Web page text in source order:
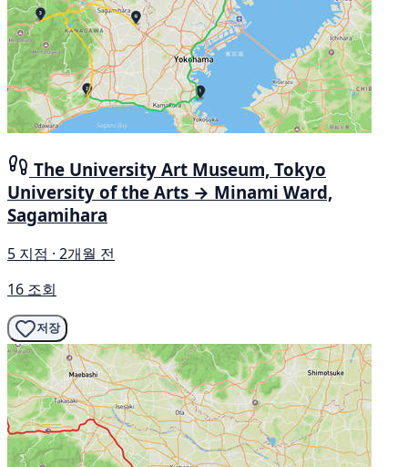
The University Art Museum, Tokyo
University of the Arts → Minami Ward,
Sagamihara
5 지점 · 2개월 전
16 조회
저장